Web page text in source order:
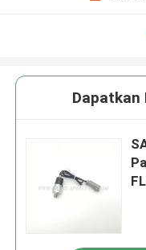
Dapatkan